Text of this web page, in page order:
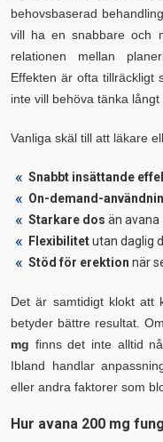
behovsbaserad
vill ha en snabbare och
relationen mellan
Effekten är ofta tillräckligt
inte vill behöva tänka långt
Vanliga skäl till att läkare
Snabbt insättande
On-demand-
Starkare dos än avana
Flexibilitetutan daglig
Stöd för erektion när
Det är samtidigt klokt att
betyder bättre resultat.
mg finns det inte alltid
Ibland handlar
eller andra faktorer som
Hur avana 200 mg